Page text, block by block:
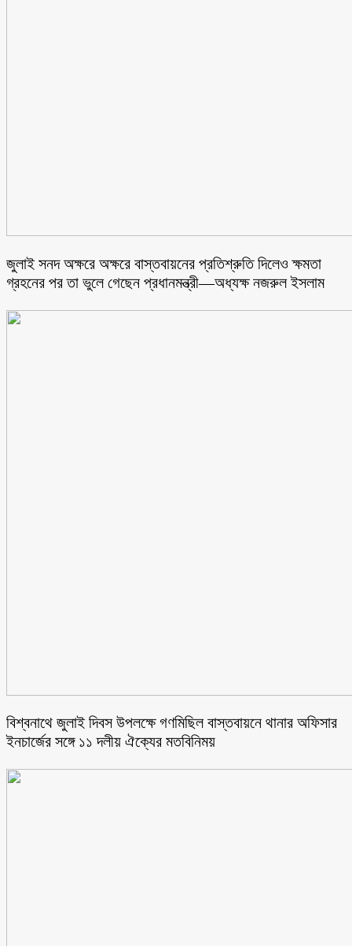
জুলাই সনদ অক্ষরে অক্ষরে বাস্তবায়নের প্রতিশ্রুতি দিলেও ক্ষমতা
গ্রহনের পর তা ভুলে গেছেন প্রধানমন্ত্রী—অধ্যক্ষ নজরুল ইসলাম
বিশ্বনাথে জুলাই দিবস উপলক্ষে গণমিছিল বাস্তবায়নে থানার অফিসার
ইনচার্জের সঙ্গে ১১ দলীয় ঐক্যের মতবিনিময়